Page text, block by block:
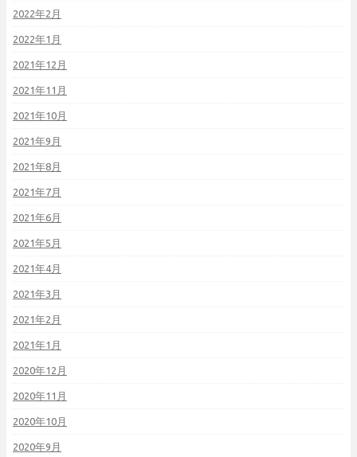
2022年2月
2022年1月
2021年12月
2021年11月
2021年10月
2021年9月
2021年8月
2021年7月
2021年6月
2021年5月
2021年4月
2021年3月
2021年2月
2021年1月
2020年12月
2020年11月
2020年10月
2020年9月